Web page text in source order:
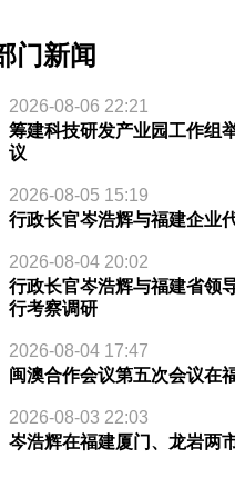
门新闻
2026-08-06 22:21
筹建科技研发产业园工作组
议
2026-08-05 15:19
行政长官岑浩辉与福建企业
2026-08-04 20:02
行政长官岑浩辉与福建省领
行考察调研
2026-08-04 17:47
闽澳合作会议第五次会议在
2026-08-03 22:03
岑浩辉在福建厦门、龙岩两